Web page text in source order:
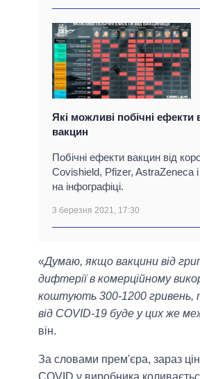
Які можливі побічні ефекти
вакцин
Побічні ефекти вакцин від
Covishield, Pfizer, AstraZeneca
на інфографіці.
3 березня 2021, 17:30
«Думаю, якщо вакцини від
дифтерії в комерційному
коштують 300-1200 гривень,
від СOVID-19 буде у цих же
він.
За словами прем'єра, зараз